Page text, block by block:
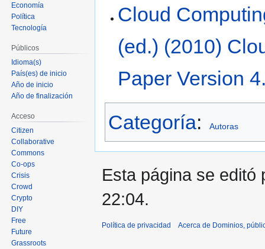
Cloud
(ed.) (2010)
Paper Version
Categoría: Autoras
Economía
Política
Tecnología
Públicos
Idioma(s)
País(es) de inicio
Año de inicio
Año de finalización
Acceso
Citizen
Collaborative
Commons
Co-ops
Crisis
Crowd
Crypto
DIY
Free
Future
Grassroots
Esta página se editó
22:04.
Política de privacidad Acerca de Dominios,